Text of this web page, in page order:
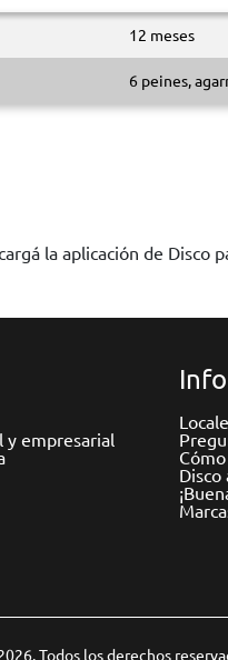
12 meses
6 peines,
la aplicación de Disco
y empresarial
Disco
Todos los derechos